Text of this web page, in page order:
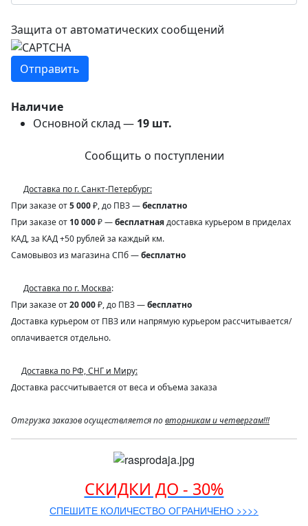
Защита от автоматических сообщений
Наличие
Основной склад — 19 шт.
Сообщить о поступлении
Доставка по г. Санкт-Петербург:
При заказе от5 000₽, до ПВЗ —бесплатно
При заказе от 10 000₽ —бесплатнаядоставка курьером в приделах
КАД, за КАД +50 рублей за каждый км.
Самовывоз из магазина СПб —бесплатно
Доставка по г. Москва:
При заказе от20 000₽, до ПВЗ —бесплатно
Доставка курьером от ПВЗ или напрямую курьером рассчитывается/
оплачивается отдельно.
Доставка по РФ, СНГ и Миру:
Доставка рассчитывается от веса и объема заказа
Отгрузка заказов осуществляется повторникам и четвергам!!!
СКИДКИ ДО - 30%
СПЕШИТЕ КОЛИЧЕСТВО ОГРАНИЧЕНО >>>>